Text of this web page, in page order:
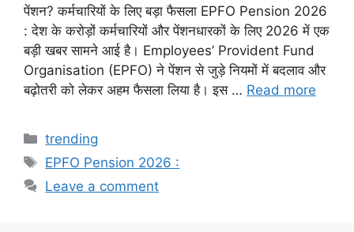
पेंशन? कर्मचारियों के लिए बड़ा फैसला EPFO Pension 2026
: देश के करोड़ों कर्मचारियों और पेंशनधारकों के लिए 2026 में एक
बड़ी खबर सामने आई है। Employees’ Provident Fund
Organisation (EPFO) ने पेंशन से जुड़े नियमों में बदलाव और
बढ़ोतरी को लेकर अहम फैसला लिया है। इस … Read more
Categories
trending
Tags
EPFO Pension 2026 :
Leave a comment